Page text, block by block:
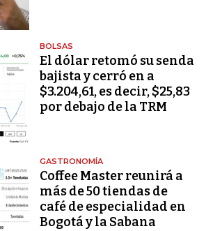
BOLSAS
El dólar retomó su senda
bajista y cerró en a
$3.204,61, es decir, $25,83
por debajo de la TRM
GASTRONOMÍA
Coffee Master reunirá a
más de 50 tiendas de
café de especialidad en
Bogotá y la Sabana